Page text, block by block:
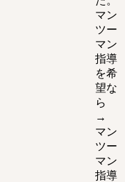
マン
ツー
マン
指導
を希
望な
ら
→
マン
ツー
マン
指導